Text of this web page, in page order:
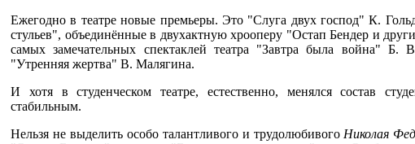
Ежегодно в театре новые премьеры. Это "Слуга двух господ" К.
стульев", объединённые в двухактную хрооперу "Остап Бендер и
самых замечательных спектаклей театра "Завтра была война" Б.
"Утренняя жертва" В. Малягина.
И хотя в студенческом театре, естественно, менялся состав
стабильным.
Нельзя не выделить особо талантливого и трудолюбивого Николая